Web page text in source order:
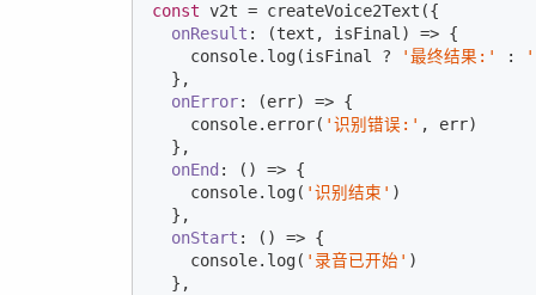
const v2t = createVoice2Text({
onResult : (text, isFinal) => {
console.log(isFinal ? '最终结果:' :
'
  },
onError: (err) => {
console.error( '识别错误:' , err)
  },
onEnd : () => {
console.log( '识别结束' )
  },
onStart : () => {
console.log( '录音已开始' )
  },